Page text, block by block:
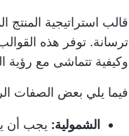
قالب استراتيجية
ترسانة. توفر هذه
وكيفية تتماشى مع رؤية
فيما يلي بعض الصفات
الشمولية: يجب أن